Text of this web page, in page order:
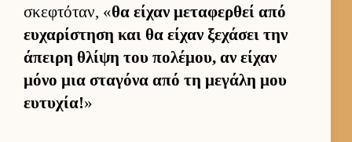
σκεφτόταν, «θα εί­χαν μεταφερ­θεί από
ευ­χαρίστηση και θα εί­χαν ξεχάσει την
άπειρη θλίψη του πολέμου, αν εί­χαν
μόνο μια σταγόνα από τη μεγάλη μου
ευ­τυχία!»